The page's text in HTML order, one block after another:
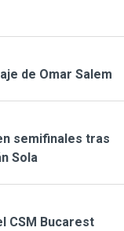
de Omar Salem
semifinales tras
Sola
CSM Bucarest